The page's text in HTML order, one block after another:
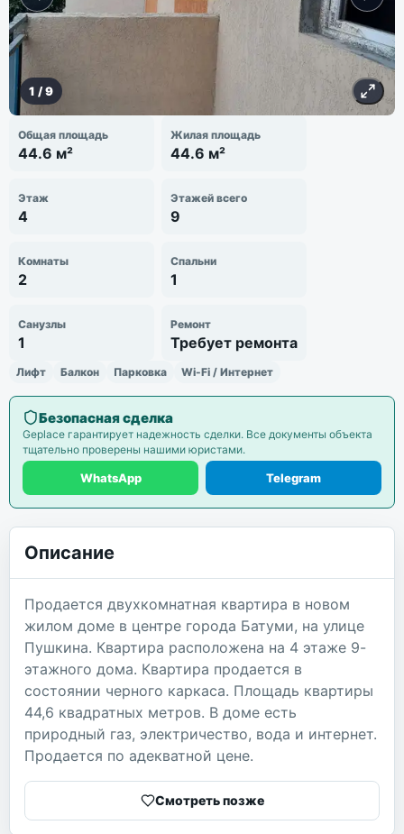
1 /9
Общая площадь
44.6 м²
Жилая площадь
44.6 м²
Этаж
4
Этажей всего
9
Комнаты
2
Спальни
1
Санузлы
1
Ремонт
Требует ремонта
Лифт Балкон Парковка Wi-Fi / Интернет
Безопасная сделка
Geplace гарантирует надежность сделки. Все документы объекта
тщательно проверены нашими юристами.
WhatsApp Telegram
Описание
Продается двухкомнатная квартира в новом
жилом доме в центре города Батуми, на улице
Пушкина. Квартира расположена на 4 этаже 9-
этажного дома. Квартира продается в
состоянии черного каркаса. Площадь квартиры
44,6 квадратных метров. В доме есть
природный газ, электричество, вода и интернет.
Продается по адекватной цене.
Смотреть позже